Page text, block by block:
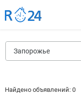
Найдено объявлений: 0